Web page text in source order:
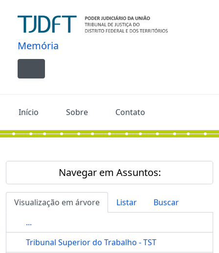
Memória
Toggle navigation
Início Sobre Contato
Navegar em Assuntos:
Visualização em árvore Listar
Buscar
...
Tribunal Superior do Trabalho - TST